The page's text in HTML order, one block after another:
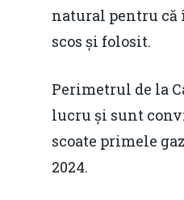
natural pentru că
scos și folosit.
Perimetrul de la
lucru și sunt
scoate primele
2024.